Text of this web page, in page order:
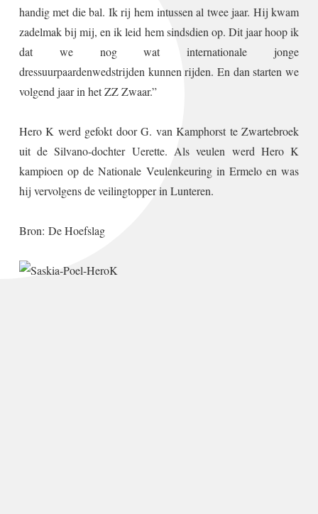
handig met die bal. Ik rij hem intussen al twee jaar. Hij kwam
zadelmak bij mij, en ik leid hem sindsdien op. Dit jaar hoop ik
dat we nog wat internationale jonge
dressuurpaardenwedstrijden kunnen rijden. En dan starten we
volgend jaar in het ZZ Zwaar.”
Hero K werd gefokt door G. van Kamphorst te Zwartebroek
uit de Silvano-dochter Uerette. Als veulen werd Hero K
kampioen op de Nationale Veulenkeuring in Ermelo en was
hij vervolgens de veilingtopper in Lunteren.
Bron: De Hoefslag